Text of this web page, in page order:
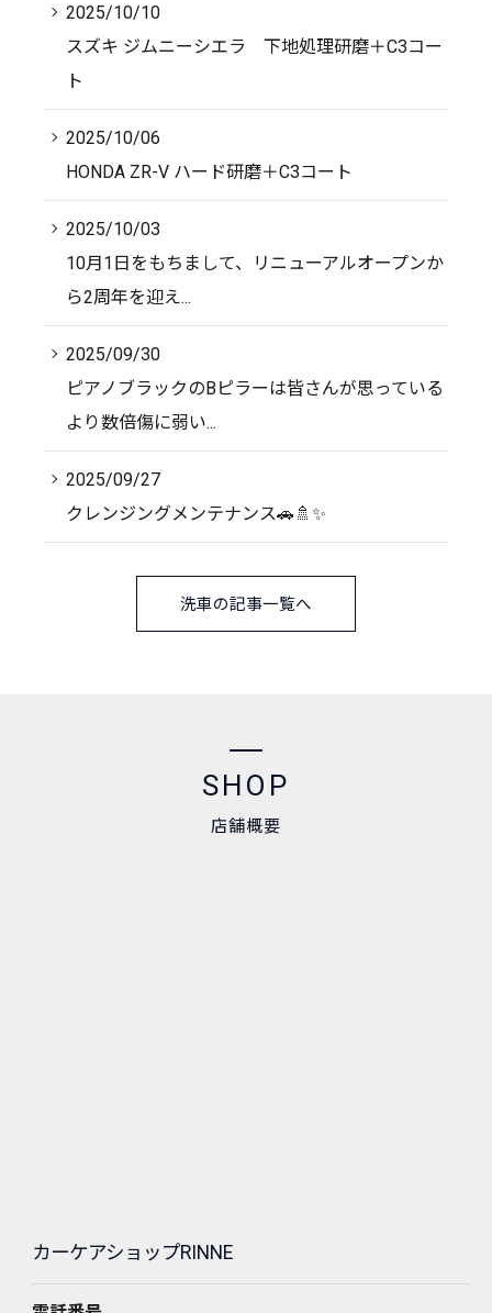
2025/10/10
スズキ ジムニーシエラ 下地処理研磨＋C3コー
ト
2025/10/06
HONDA ZR-V ハード研磨＋C3コート
2025/10/03
10月1日をもちまして、リニューアルオープンか
ら2周年を迎え...
2025/09/30
ピアノブラックのBピラーは皆さんが思っている
より数倍傷に弱い...
2025/09/27
クレンジングメンテナンス🚗🚿✨
洗車の記事一覧へ
SHOP
店舗概要
カーケアショップRINNE